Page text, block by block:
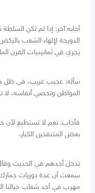
أجابه آخر: إذا لم تكن
الدويخة لإلهاء الشعب
يجري في ثمانينيات القرن
سأله: عجيب غريب، في ظل
المواطن وتحصي أنفاسه،
فأجاب: نعم لا تستطيع لأن
بعض المتنفذين الكبار.
تدخل أحدهم في الحديث
سمعت أن عدة دوريات
مهرب في أحد شعاب جبالنا